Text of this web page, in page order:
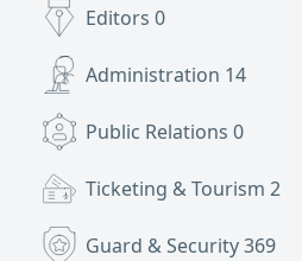
Editors 0
Administration 14
Public Relations 0
Ticketing & Tourism 2
Guard & Security369